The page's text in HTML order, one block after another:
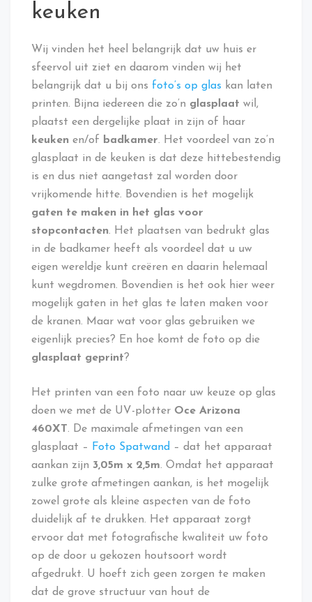
keuken
Wij vinden het heel belangrijk dat uw huis er
sfeervol uit ziet en daarom vinden wij het
belangrijk dat u bij ons foto’s op glas kan laten
printen. Bijna iedereen die zo’n glasplaat wil,
plaatst een dergelijke plaat in zijn of haar
keuken en/of badkamer. Het voordeel van zo’n
glasplaat in de keuken is dat deze hittebestendig
is en dus niet aangetast zal worden door
vrijkomende hitte. Bovendien is het mogelijk
gaten te maken in het glas voor
stopcontacten. Het plaatsen van bedrukt glas
in de badkamer heeft als voordeel dat u uw
eigen wereldje kunt creëren en daarin helemaal
kunt wegdromen. Bovendien is het ook hier weer
mogelijk gaten in het glas te laten maken voor
de kranen. Maar wat voor glas gebruiken we
eigenlijk precies? En hoe komt de foto op die
glasplaat geprint?
Het printen van een foto naar uw keuze op glas
doen we met de UV-plotter Oce Arizona
460XT. De maximale afmetingen van een
glasplaat –
Foto Spatwand – dat het apparaat
aankan zijn 3,05m x 2,5m. Omdat het apparaat
zulke grote afmetingen aankan, is het mogelijk
zowel grote als kleine aspecten van de foto
duidelijk af te drukken. Het apparaat zorgt
ervoor dat met fotografische kwaliteit uw foto
op de door u gekozen houtsoort wordt
afgedrukt. U hoeft zich geen zorgen te maken
dat de grove structuur van hout de